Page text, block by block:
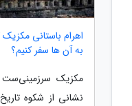
اهرام باستانی
به آن ها سفر کنیم؟
مکزیک
نشانی از شکوه